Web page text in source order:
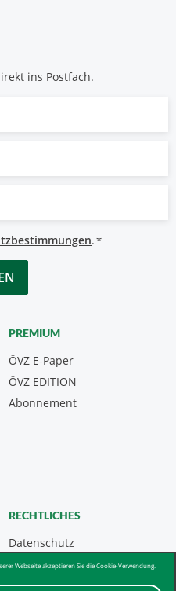
Webseite akzeptieren Sie die Cookie-Verwendung.
ins Postfach.
.*
PREMIUM
ÖVZ E-Paper
Abonnement
ÖVZ EDITION
RECHTLICHES
Datenschutz
Impressum